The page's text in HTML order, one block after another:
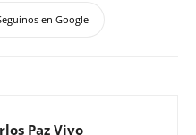
en Google
Paz Vivo